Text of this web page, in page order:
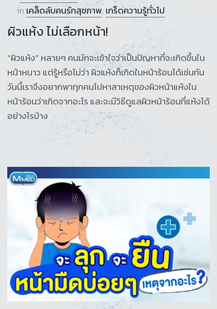
inเคล็ดลับคนรักสุขภาพ, เกร็ดความรู้ทั่วไป
ผิวแห้ง ไม่เลือกหน้า!
“ผิวแห้ง” หลายๆ คนมักจะเข้าใจว่าเป็นปัญหาที่จะเกิดขึ้นใน
หน้าหนาว แต่รู้หรือไม่ว่า ผิวแห้งก็เกิดในหน้าร้อนได้เช่นกัน
วันนี้เราจึงอยากพาทุกคนไปหาสาเหตุของผิวหน้าแห้งใน
หน้าร้อนว่าเกิดจากอะไร และจะมีวิธีดูแลผิวหน้าร้อนที่แห้งได้
อย่างไรบ้าง